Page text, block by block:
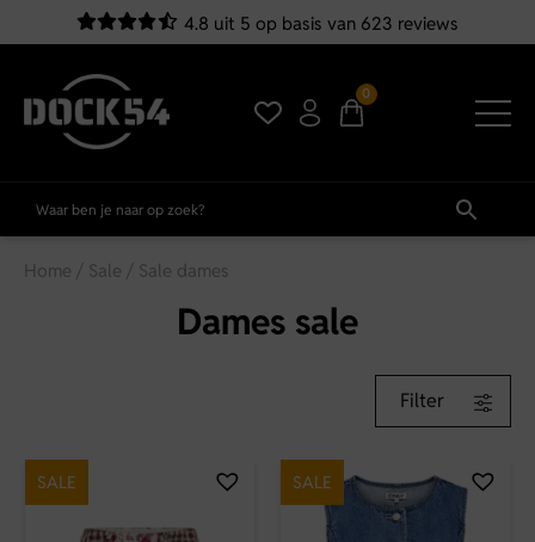
4.8 uit 5 op basis van 623 reviews
0
Home / Sale / Sale dames
Dames sale
Filter
SALE SALE